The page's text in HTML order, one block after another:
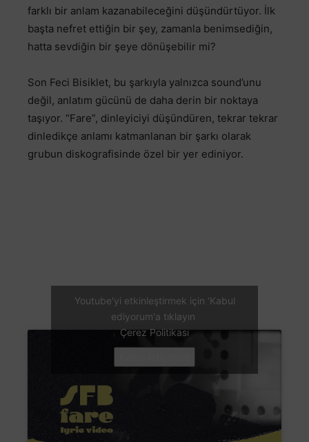
farklı bir anlam kazanabileceğini düşündürtüyor. İlk
başta nefret ettiğin bir şey, zamanla benimsediğin,
hatta sevdiğin bir şeye dönüşebilir mi?
Son Feci Bisiklet, bu şarkıyla yalnızca sound’unu
değil, anlatım gücünü de daha derin bir noktaya
taşıyor. “Fare”, dinleyiciyi düşündüren, tekrar tekrar
dinledikçe anlamı katmanlanan bir şarkı olarak
grubun diskografisinde özel bir yer ediniyor.
Youtube'yi etkinleştirmek için 'Kabul
ediyorum'a tıklayın
Çerez Politikası